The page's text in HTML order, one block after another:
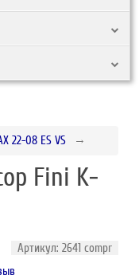
22-08 ES VS
Fini K-
Артикул: 2641 compr